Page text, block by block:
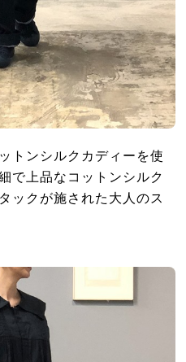
トンシルクカディーを使
で上品なコットンシルク
ックが施された大人のス